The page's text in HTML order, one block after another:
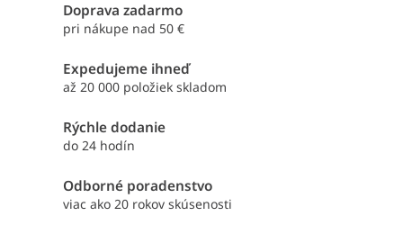
Doprava zadarmo
pri nákupe nad 50 €
Expedujeme ihneď
až 20 000 položiek skladom
Rýchle dodanie
do 24 hodín
Odborné poradenstvo
viac ako 20 rokov skúsenosti